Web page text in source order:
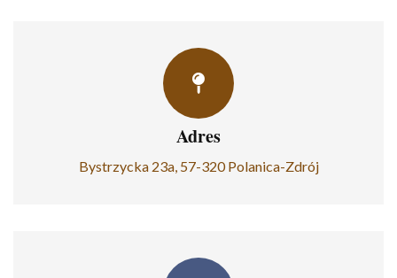
Adres
Bystrzycka 23a, 57-320 Polanica-Zdrój